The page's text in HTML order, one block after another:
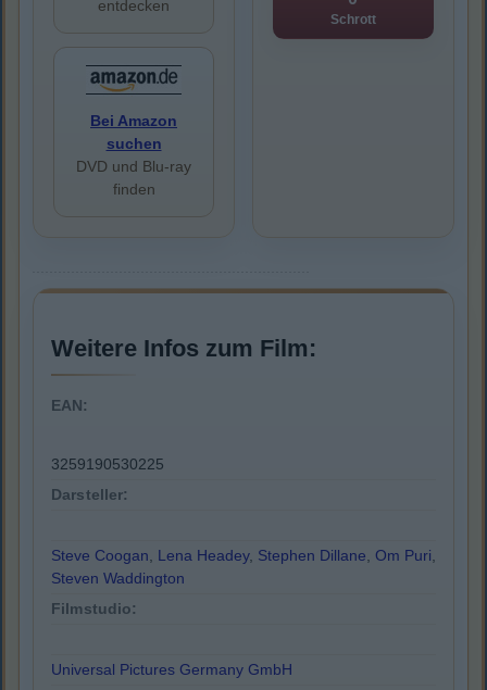
entdecken
Bei Amazon
suchen
DVD und Blu-ray
finden
Schrott
Weitere Infos zum Film:
EAN:
3259190530225
Darsteller:
Steve Coogan, Lena Headey, Stephen Dillane, Om Puri,
Steven Waddington
Filmstudio:
Universal Pictures Germany GmbH